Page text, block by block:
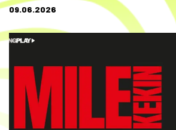
09.06.2026